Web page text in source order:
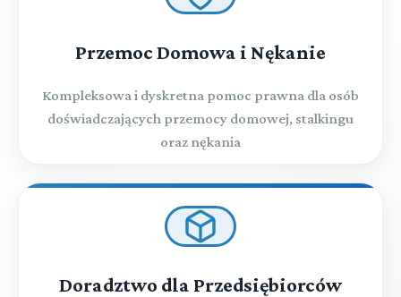
Przemoc Domowa i Nękanie
Kompleksowa i dyskretna pomoc prawna dla osób
doświadczających przemocy domowej, stalkingu
oraz nękania
Doradztwo dla Przedsiębiorców